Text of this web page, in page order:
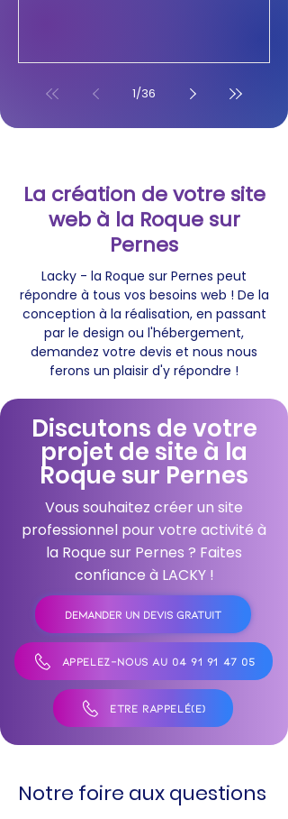
1/36
La création de votre site
web à la Roque sur
Pernes
Lacky - la Roque sur Pernes peut
répondre à tous vos besoins web ! De la
conception à la réalisation, en passant
par le design ou l'hébergement,
demandez votre devis et nous nous
ferons un plaisir d'y répondre !
Discutons de votre
projet de site à la
Roque sur Pernes
Vous souhaitez créer un site
professionnel pour votre activité à
la Roque sur Pernes ? Faites
confiance à LACKY !
DEMANDER UN DEVIS GRATUIT
APPELEZ-NOUS AU 04 91 91 47 05
ÊTRE RAPPELÉ(E)
Notre foire aux questions